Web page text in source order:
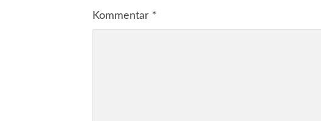
Kommentar *